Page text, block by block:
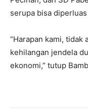
serupa bisa
“Harapan kami, tidak
kehilangan jendela
ekonomi,” tutup